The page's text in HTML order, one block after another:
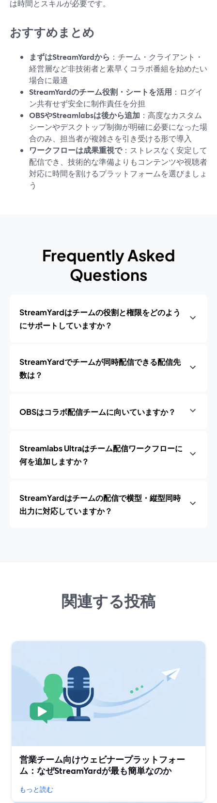
は時間とスキルが必要です。
おすすめまとめ
まずはStreamYardから ：チーム・クライアント・
経営層など非技術者と素早くコラボ番組を始めたい
場合に最適
StreamYardのチーム役割・シートを活用 ：ログイ
ン共有せず安全に制作責任を分担
OBSやStreamlabsは後から追加 ：高度なカスタム
シーンやデスクトップ制御が明確に必要になった場
合のみ、担当者が複雑さを引き受ける形で導入
ワークフローは成果重視で：ストレスなく安定して
配信でき、技術的な準備よりもコンテンツや視聴者
対応に時間を割けるプラットフォームを選びましょ
う
Frequently Asked
Questions
StreamYardはチームの役割と権限をどのよう
にサポートしていますか？
StreamYardでチームが同時配信できる配信先
数は？
OBSはコラボ配信チームに向いていますか？
Streamlabs Ultraはチーム配信ワークフローに
何を追加しますか？
StreamYardはチームの配信で横型・縦型同時
出力に対応していますか？
関連する投稿
営業チーム向けウェビナープラットフォー
ム：なぜStreamYardが最も簡単なのか
もっと読む